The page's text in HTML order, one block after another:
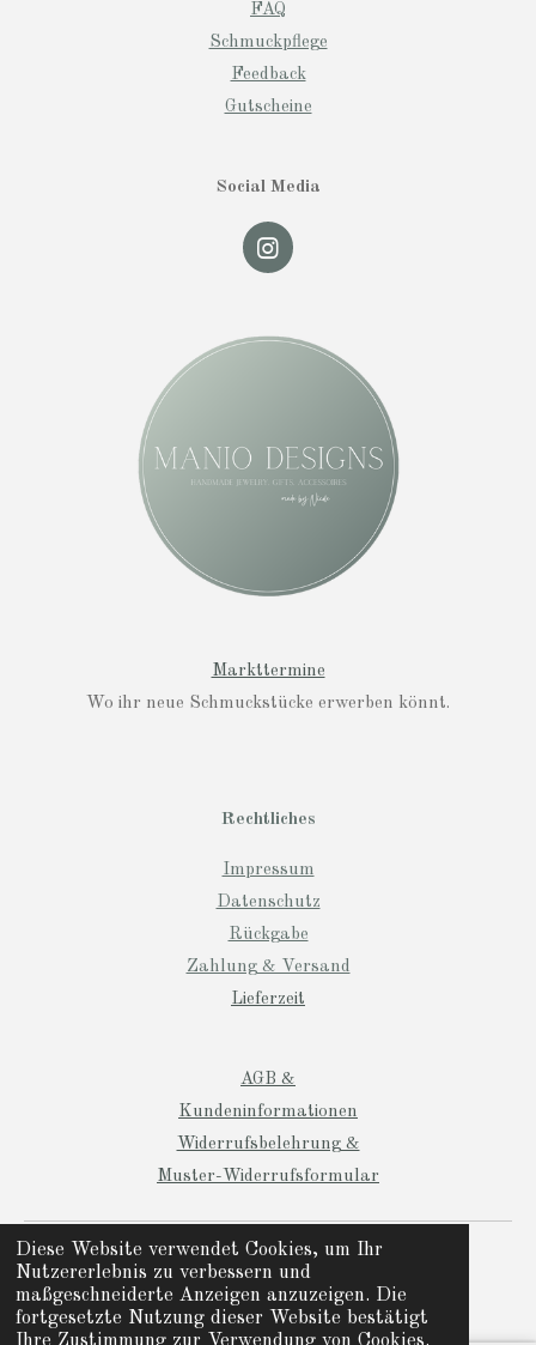
Diese Website verwendet Cookies, um Ihr
Nutzererlebnis zu verbessern und
maßgeschneiderte Anzeigen anzuzeigen. Die
fortgesetzte Nutzung dieser Website bestätigt
Ihre Zustimmung zur Verwendung von Cookies.
FAQ
Schmuckpflege
Feedback
Gutscheine
Social Media
I
n
a
Markttermine
Wo ihr neue Schmuckstücke erwerben könnt.
Rechtliches
Impressum
Datenschutz
Rückgabe
Zahlung & Versand
Lieferzeit
AGB &
Kundeninformationen
Widerrufsbelehrung &
Muster-Widerrufsformular
© 2024 Manio Designs
Mit Unterstützung von Webador